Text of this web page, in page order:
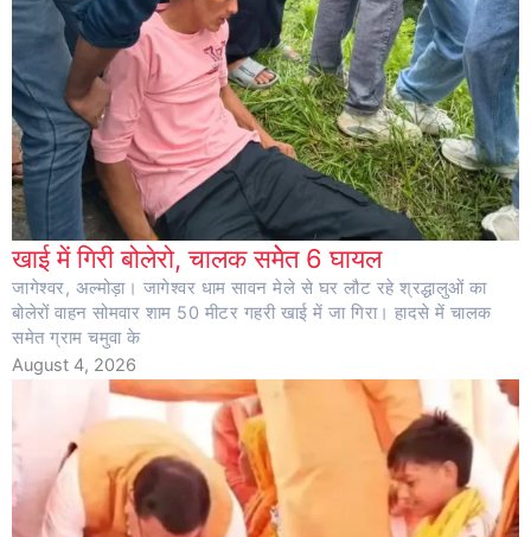
खाई में गिरी बोलेरो, चालक समेेत 6 घायल
जागेश्वर, अल्मोड़ा। जागेश्वर धाम सावन मेले से घर लौट रहे श्रद्धालुओं का
बोलेरों वाहन सोमवार शाम 50 मीटर गहरी खाई में जा गिरा। हादसे में चालक
समेत ग्राम चमुवा के
August 4, 2026